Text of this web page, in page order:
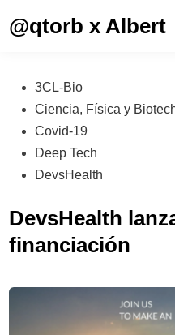
@qtorb x Albert
Publicado
en
3CL-Bio
Ciencia, Física y
Covid-19
Deep Tech
DevsHealth
DevsHealth
financiación